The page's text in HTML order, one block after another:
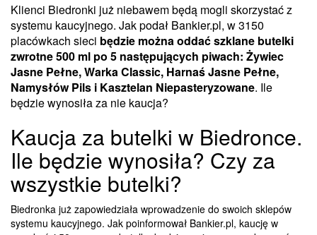
Klienci Biedronki już niebawem będą mogli skorzystać z
systemu kaucyjnego. Jak podał Bankier.pl, w 3150
placówkach sieci będzie można oddać szklane butelki
zwrotne 500 ml po 5 następujących piwach: Żywiec
Jasne Pełne, Warka Classic, Harnaś Jasne Pełne,
Namysłów Pils i Kasztelan Niepasteryzowane. Ile
będzie wynosiła za nie kaucja?
Kaucja za butelki w Biedronce.
Ile będzie wynosiła? Czy za
wszystkie butelki?
Biedronka już zapowiedziała wprowadzenie do swoich sklepów
systemu kaucyjnego. Jak poinformował Bankier.pl, kaucję w